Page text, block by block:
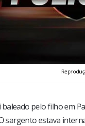
pelo filho em
sargento estava